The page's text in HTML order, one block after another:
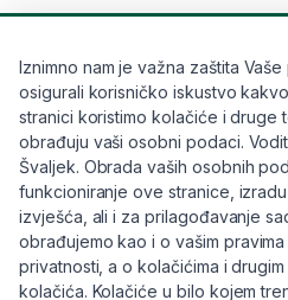
mogu sadržavati parfeme
iritiraju
nisu dizajnirane za kožu u
Zbog toga je
Iznimno nam je važna zaštita
osigurali korisničko iskustvo
stranici koristimo kolačiće i druge
obrađuju vaši osobni podaci.
Švaljek. Obrada vaših osobnih
funkcioniranje ove stranice,
izvješća, ali i za prilagođavanje
obrađujemo kao i o vašim
privatnosti, a o kolačićima i
kolačića. Kolačiće u bilo kojem